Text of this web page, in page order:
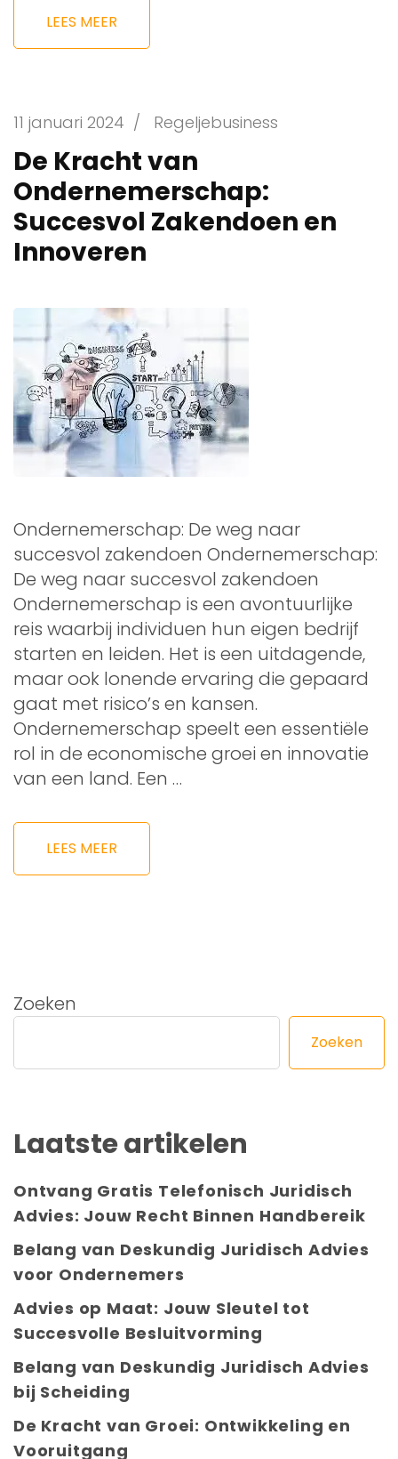
LEES MEER
11 januari 2024 / Regeljebusiness
De Kracht van
Ondernemerschap:
Succesvol Zakendoen en
Innoveren
Ondernemerschap: De weg naar
succesvol zakendoen Ondernemerschap:
De weg naar succesvol zakendoen
Ondernemerschap is een avontuurlijke
reis waarbij individuen hun eigen bedrijf
starten en leiden. Het is een uitdagende,
maar ook lonende ervaring die gepaard
gaat met risico’s en kansen.
Ondernemerschap speelt een essentiële
rol in de economische groei en innovatie
van een land. Een …
LEES MEER
Zoeken
Zoeken
Laatste artikelen
Ontvang Gratis Telefonisch Juridisch
Advies: Jouw Recht Binnen Handbereik
Belang van Deskundig Juridisch Advies
voor Ondernemers
Advies op Maat: Jouw Sleutel tot
Succesvolle Besluitvorming
Belang van Deskundig Juridisch Advies
bij Scheiding
De Kracht van Groei: Ontwikkeling en
Vooruitgang